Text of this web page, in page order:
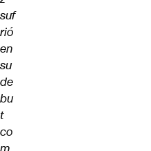
suf
rió
en
su
de
bu
t
co